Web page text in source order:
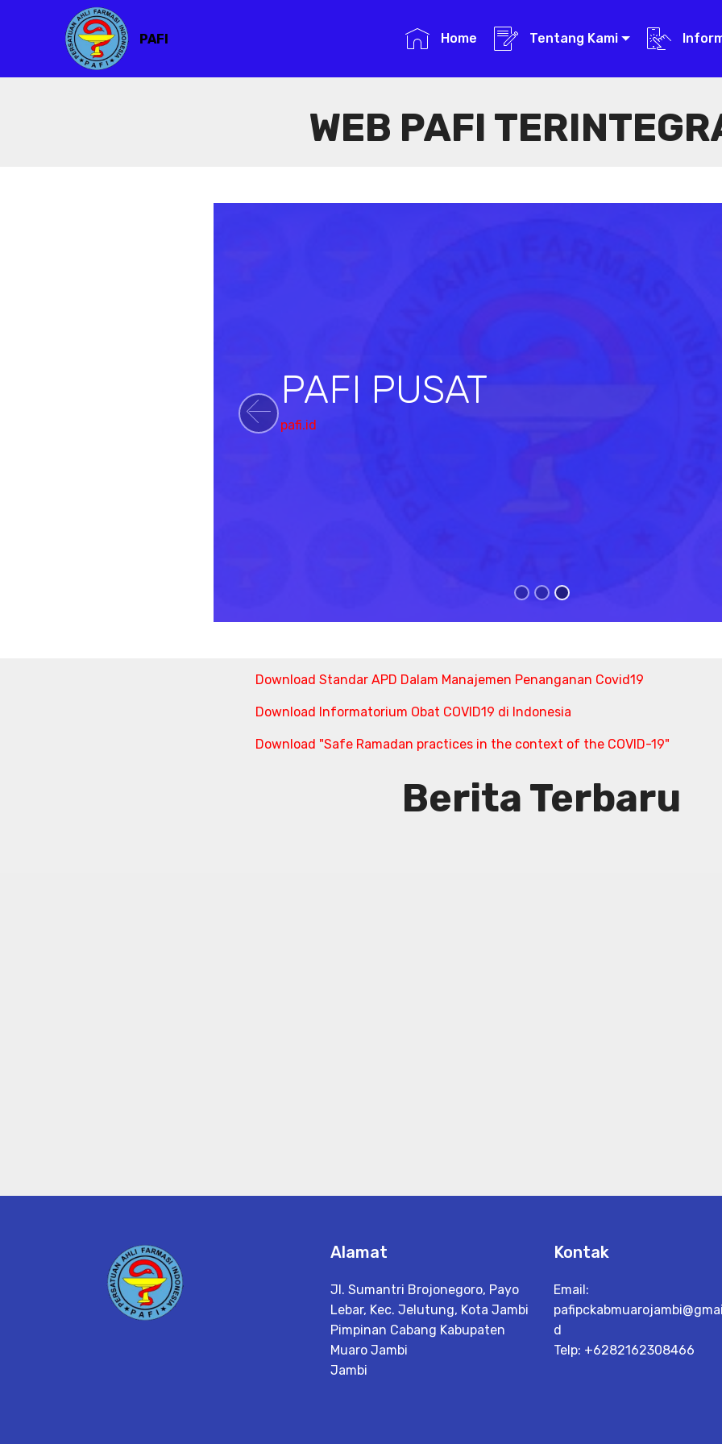
PAFI Home Tentang Kami
WEB PAFI
PAFI PUSAT
pafi.id
Previous
Download Standar APD Dalam Manajemen Penanganan Covid19
Download Informatorium Obat COVID19 di Indonesia
Download "Safe Ramadan practices in the context of the COVID-19"
Berita Terbaru
Alamat
Jl. Sumantri Brojonegoro, Payo
Lebar, Kec. Jelutung, Kota Jambi
Pimpinan Cabang Kabupaten
Muaro Jambi
Jambi
Kontak
Email:
d
Telp: +6282162308466